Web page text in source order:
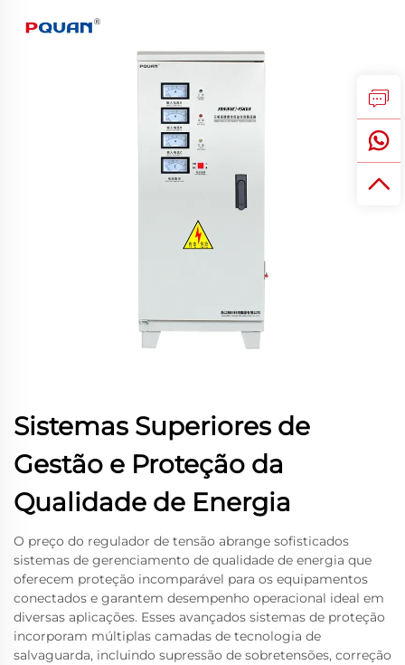
Sistemas Superiores de
Gestão e Proteção da
Qualidade de Energia
O preço do regulador de tensão abrange sofisticados
sistemas de gerenciamento de qualidade de energia que
oferecem proteção incomparável para os equipamentos
conectados e garantem desempenho operacional ideal em
diversas aplicações. Esses avançados sistemas de proteção
incorporam múltiplas camadas de tecnologia de
salvaguarda, incluindo supressão de sobretensões, correção